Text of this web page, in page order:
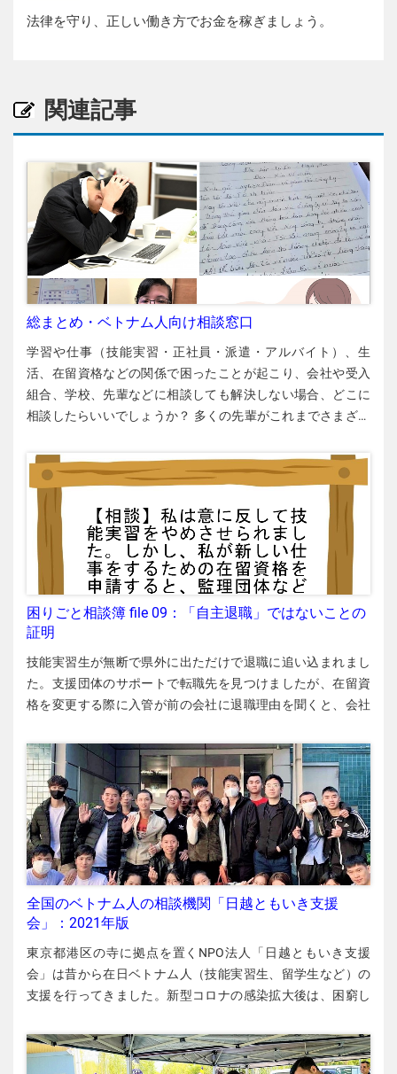
法律を守り、正しい働き方でお金を稼ぎましょう。
関連記事
総まとめ・ベトナム人向け相談窓口
学習や仕事（技能実習・正社員・派遣・アルバイト）、生
活、在留資格などの関係で困ったことが起こり、会社や受入
組合、学校、先輩などに相談しても解決しない場合、どこに
相談したらいいでしょうか？ 多くの先輩がこれまでさまざま
決しない場合でもあきらめたり失踪したりせず、複数の機関
に相談してみてください。 知っておきたい相談窓口 日越とも
いき支援会 外国人技能実習機構（OTIT） 技能実習で困ったこ
とが起き、監理団体（受入組合）や受入会社が適切に対応し
ない場合は、まずは外国人技能実習機構（OTIT）に相談して
ください。公式HPからベトナム語で相談内容を送信できま
す。フリーダイヤルの電話（0120-250-168）もあります。
OTITの事務所を直接訪れるのも有効です。その際、自分の在
留カードをコンビニでコピーし、その紙の余白部分にあなた
事務所に着いたら、紙を読んでもらってから自分で説明もし
ます。必要がある場合は、OTITが通訳を手配してくれます。
労働基準監督署（労基署） 技能実習生も留学生も、残業代を
してください。最近は外国人の相談にも対応しています。 全
国の労基署 実績のある民間の支援団体 外国人実習生支援
OTITや労基署に相談しても解決しない場合やこのような公的
機関に1人でうまく相談できない場合、次のような民間の支援
団体のサポートを得る方法があります。いずれも実績の多い
団体です。 外国人実習生SNS相談室（Facebook） ＝技能実習
生の労働問題、雇用問題、生活問題、在留資格関連 日越とも
いき支援会 ＝留学生や技能実習生などあらゆるベトナム人の
労働・雇用・生活・就職・在留資格などに関する問題 岐阜一
般労働組合 第2外国人支部 ＝甄凱（けんかい）支部長：090・
8496・9668（日本語） ＝技能実習生、正社員、派遣労働者
などあらゆる外国人労働者の労働や雇用、在留資格に関する
活・医療・健康に関するホットライン：050-6874-8385 在仙
台ベトナム人協会（SenTVA） 茨城県ベトナム人協会 ベトナ
困りごと相談簿 file 09：「自主退職」ではないことの
証明
技能実習生が無断で県外に出ただけで退職に追い込まれまし
た。支援団体のサポートで転職先を見つけましたが、在留資
格を変更する際に入管が前の会社に退職理由を聞くと、会社
合、在留資格変更が難しくなります。しかし、彼女はある手
紙を入管に提出し、会社の説明がウソだと信じてもらうこと
ができました。 カテゴリー 労働、技能実習 【相談者】 ・元
技能実習生 ・20代・ベトナム人女性 ・実習地：徳島県 労働
契約法は技能実習など期間の定めのある雇用契約について、
「やむを得ない事由（理由）」がなければ、期間途中で解雇
はできないと規定しています。しかし、会社が実習生に退職
（実習中止）を強制し、「自分の意思で退職する」という虚
偽の書類に署名させることが横行しています。このようにし
や会社側の虚偽説明が妨げになる場合があります。 「仕事を
やめて帰国してください」 スーパーで惣菜や弁当を作る実習
をしていました アンさんは徳島県のスーパーマーケットで惣
コロナの感染拡大が続いていた2020年11月、同僚と2人で有
給休暇（5日間）を取って隣県の友だちに電車で会いに行きま
全国のベトナム人の相談機関「日越ともいき支援
会」：2021年版
東京都港区の寺に拠点を置くNPO法人「日越ともいき支援
会」は昔から在日ベトナム人（技能実習生、留学生など）の
支援を行ってきました。新型コロナの感染拡大後は、困窮し
を入れています。 食料、生活、就職の支援 食料支援 支援会は
新型コロナの影響で生活に困っている在日ベトナム人たちへ